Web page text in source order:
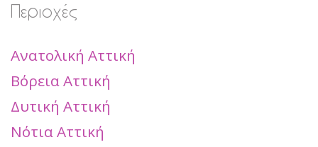
Περιοχές
Ανατολική Αττική
Βόρεια Αττική
Δυτική Αττική
Νότια Αττική